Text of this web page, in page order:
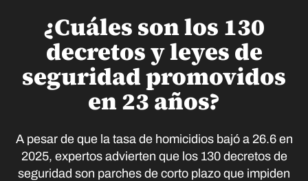
¿Cuáles son los 130
decretos y leyes de
seguridad promovidos
en 23 años?
A pesar de que la tasa de homicidios bajó a 26.6 en
2025, expertos advierten que los 130 decretos de
seguridad son parches de corto plazo que impiden